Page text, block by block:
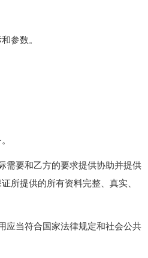
参数。
要和乙方的要求提供协助并提供
所提供的所有资料完整、真实、
当符合国家法律规定和社会公共